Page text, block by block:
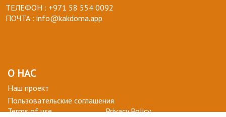
ТЕЛЕФОН : +971 58 554 0092
ПОЧТА : info@kakdoma.app
О НАС
Наш проект
Пользовательские соглашения
Terms of use
Privacy Policy